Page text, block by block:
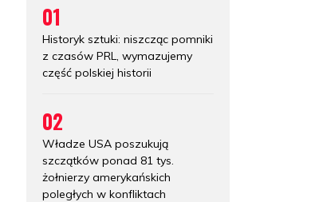
01
Historyk sztuki: niszcząc pomniki
z czasów PRL, wymazujemy
część polskiej historii
02
Władze USA poszukują
szczątków ponad 81 tys.
żołnierzy amerykańskich
poległych w konfliktach